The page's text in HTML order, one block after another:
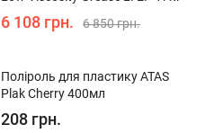
6 108 грн. 6 850 грн.
Поліроль для пластику ATAS
Plak Cherry 400мл
208 грн.